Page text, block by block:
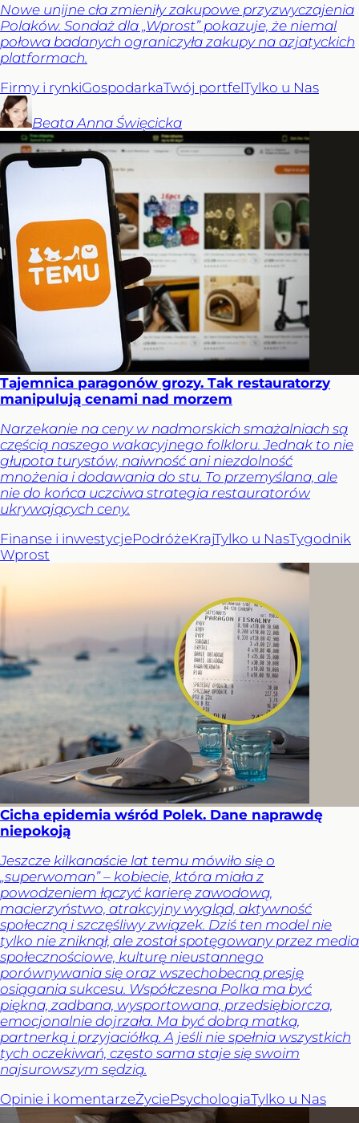
Nowe unijne cła zmieniły zakupowe przyzwyczajenia
Polaków. Sondaż dla „Wprost” pokazuje, że niemal
połowa badanych ograniczyła zakupy na azjatyckich
platformach.
Firmy i rynkiGospodarkaTwój portfelTylko u Nas
Beata Anna Święcicka
Tajemnica paragonów grozy. Tak restauratorzy
manipulują cenami nad morzem
Narzekanie na ceny w nadmorskich smażalniach są
częścią naszego wakacyjnego folkloru. Jednak to nie
głupota turystów, naiwność ani niezdolność
mnożenia i dodawania do stu. To przemyślana, ale
nie do końca uczciwa strategia restauratorów
ukrywających ceny.
Finanse i inwestycjePodróżeKrajTylko u NasTygodnik
Wprost
Cicha epidemia wśród Polek. Dane naprawdę
niepokoją
Jeszcze kilkanaście lat temu mówiło się o
„superwoman” – kobiecie, która miała z
powodzeniem łączyć karierę zawodową,
macierzyństwo, atrakcyjny wygląd, aktywność
społeczną i szczęśliwy związek. Dziś ten model nie
tylko nie zniknął, ale został spotęgowany przez media
społecznościowe, kulturę nieustannego
porównywania się oraz wszechobecną presję
osiągania sukcesu. Współczesna Polka ma być
piękna, zadbana, wysportowana, przedsiębiorcza,
emocjonalnie dojrzała. Ma być dobrą matką,
partnerką i przyjaciółką. A jeśli nie spełnia wszystkich
tych oczekiwań, często sama staje się swoim
najsurowszym sędzią.
Opinie i komentarzeŻyciePsychologiaTylko u Nas